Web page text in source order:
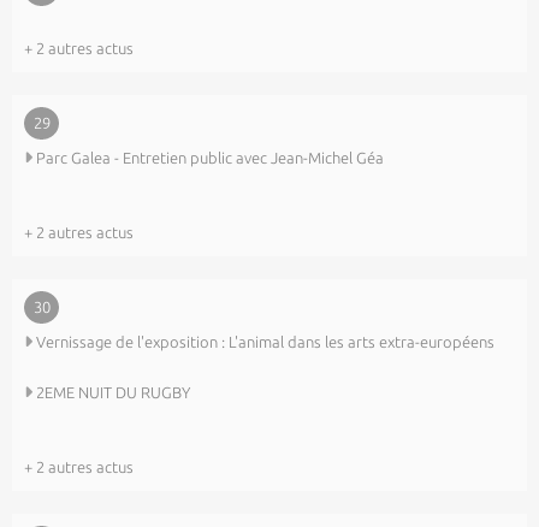
+ 2 autres actus
29
Parc Galea - Entretien public avec Jean-Michel Géa
+ 2 autres actus
30
Vernissage de l'exposition : L'animal dans les arts extra-européens
2EME NUIT DU RUGBY
+ 2 autres actus